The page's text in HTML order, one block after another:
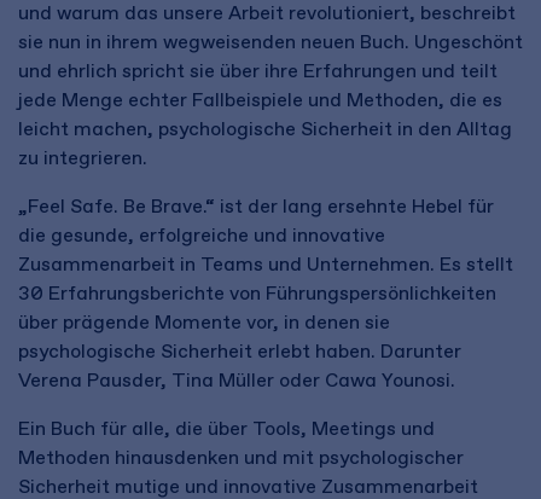
und warum das unsere Arbeit revolutioniert, beschreibt
sie nun in ihrem wegweisenden neuen Buch. Ungeschönt
und ehrlich spricht sie über ihre Erfahrungen und teilt
jede Menge echter Fallbeispiele und Methoden, die es
leicht machen, psychologische Sicherheit in den Alltag
zu integrieren.
„Feel Safe. Be Brave.“ ist der lang ersehnte Hebel für
die gesunde, erfolgreiche und innovative
Zusammenarbeit in Teams und Unternehmen. Es stellt
30 Erfahrungsberichte von Führungspersönlichkeiten
über prägende Momente vor, in denen sie
psychologische Sicherheit erlebt haben. Darunter
Verena Pausder, Tina Müller oder Cawa Younosi.
Ein Buch für alle, die über Tools, Meetings und
Methoden hinausdenken und mit psychologischer
Sicherheit mutige und innovative Zusammenarbeit